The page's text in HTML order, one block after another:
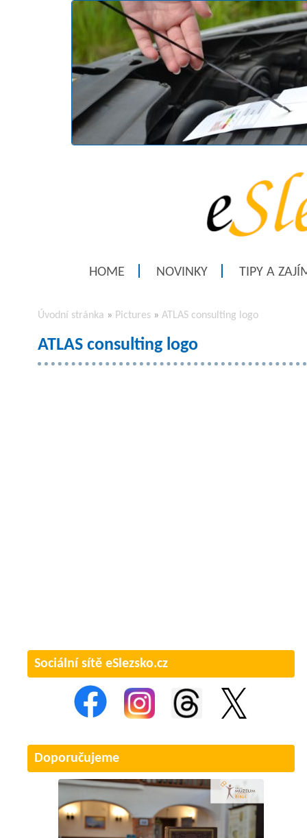
HOME NOVINKY TIPY A
Úvodní stránka » Pictures » ATLAS consulting logo
ATLAS consulting logo
Sociální sítě eSlezsko.cz
Doporučujeme